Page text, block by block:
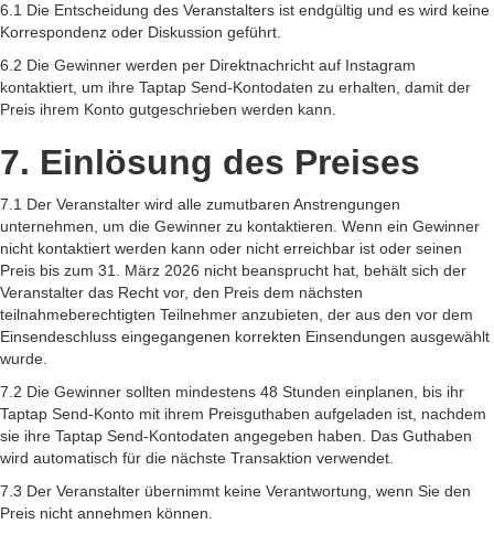
6.1 Die Entscheidung des Veranstalters ist endgültig und es wird keine
Korrespondenz oder Diskussion geführt.
6.2 Die Gewinner werden per Direktnachricht auf Instagram
kontaktiert, um ihre Taptap Send-Kontodaten zu erhalten, damit der
Preis ihrem Konto gutgeschrieben werden kann.
7. Einlösung des Preises
7.1 Der Veranstalter wird alle zumutbaren Anstrengungen
unternehmen, um die Gewinner zu kontaktieren. Wenn ein Gewinner
nicht kontaktiert werden kann oder nicht erreichbar ist oder seinen
Preis bis zum 31. März 2026 nicht beansprucht hat, behält sich der
Veranstalter das Recht vor, den Preis dem nächsten
teilnahmeberechtigten Teilnehmer anzubieten, der aus den vor dem
Einsendeschluss eingegangenen korrekten Einsendungen ausgewählt
wurde.
7.2 Die Gewinner sollten mindestens 48 Stunden einplanen, bis ihr
Taptap Send-Konto mit ihrem Preisguthaben aufgeladen ist, nachdem
sie ihre Taptap Send-Kontodaten angegeben haben. Das Guthaben
wird automatisch für die nächste Transaktion verwendet.
7.3 Der Veranstalter übernimmt keine Verantwortung, wenn Sie den
Preis nicht annehmen können.